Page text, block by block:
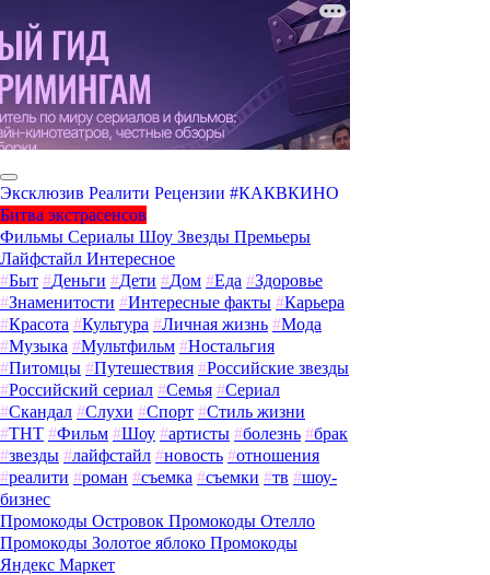
Эксклюзив Реалити Рецензии #КАКВКИНО
Битва экстрасенсов
Фильмы Сериалы Шоу Звезды Премьеры
Лайфстайл Интересное
#Быт #Деньги #Дети #Дом #Еда #Здоровье
#Знаменитости #Интересные факты #Карьера
#Красота #Культура #Личная жизнь #Мода
#Музыка #Мультфильм #Ностальгия
#Питомцы #Путешествия #Российские звезды
#Российский сериал #Семья #Сериал
#Скандал #Слухи #Спорт #Стиль жизни
#ТНТ #Фильм #Шоу #артисты #болезнь #брак
#звезды #лайфстайл #новость #отношения
#реалити #роман #съемка #съемки #тв #шоу-
бизнес
Промокоды Островок Промокоды Отелло
Промокоды Золотое яблоко Промокоды
Яндекс Маркет